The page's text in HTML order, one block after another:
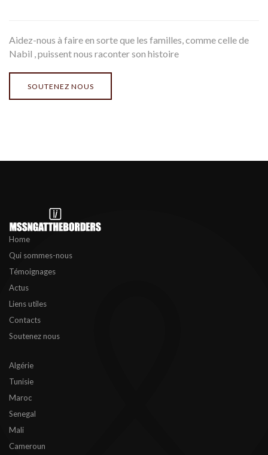
Aidez-nous à faire en sorte que les familles, comme celle de
Nabil , puissent nous raconter son histoire
SOUTENEZ NOUS
Home
Qui sommes-nous
Témoignages
Actus
Liens utiles
Contacts
Soutenez nous
Algérie
Tunisie
Maroc
Senegal
Mali
Cameroun